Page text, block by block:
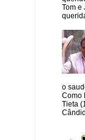
Tom e
o
Como
Tieta